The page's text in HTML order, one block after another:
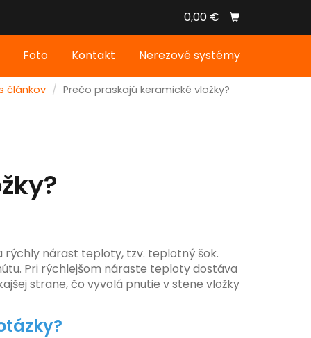
0,00 €
Foto Kontakt Nerezové systémy
článkov Prečo praskajú keramické vložky?
rýchly nárast teploty, tzv. teplotný šok.
Pri rýchlejšom náraste teploty dostáva
strane, čo vyvolá pnutie v stene vložky